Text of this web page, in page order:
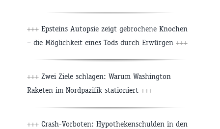
+++ Epsteins Autopsie zeigt gebrochene Knochen
– die Möglichkeit eines Tods durch Erwürgen +++
+++ Zwei Ziele schlagen: Warum Washington
Raketen im Nordpazifik stationiert +++
+++ Crash-Vorboten: Hypothekenschulden in den